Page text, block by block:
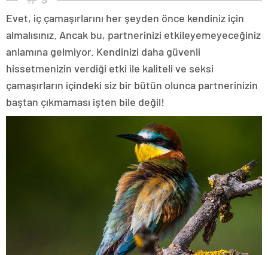
Evet, iç çamaşırlarını her şeyden önce kendiniz için
almalısınız. Ancak bu, partnerinizi etkileyemeyeceğiniz
anlamına gelmiyor. Kendinizi daha güvenli
hissetmenizin verdiği etki ile kaliteli ve seksi
çamaşırların içindeki siz bir bütün olunca partnerinizin
baştan çıkmaması işten bile değil!